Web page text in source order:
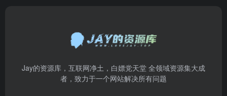
Jay的资源库，互联网净土，白嫖党天堂 全领域资源集大成
者，致力于一个网站解决所有问题